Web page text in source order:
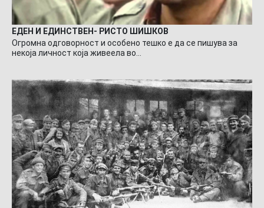
ЕДЕН И ЕДИНСТВЕН- РИСТО ШИШКОВ
Огромна одговорност и особено тешко е да се пишува за
некоја личност која живеела во…